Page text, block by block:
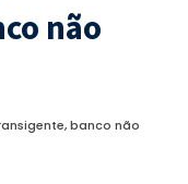
não
banco não